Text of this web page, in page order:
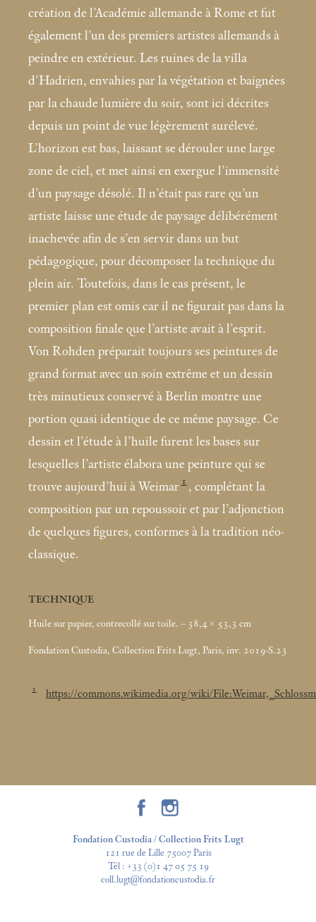
création de l’Académie allemande à Rome et fut
également l’un des premiers artistes allemands à
peindre en extérieur. Les ruines de la villa
d’Hadrien, envahies par la végétation et baignées
par la chaude lumière du soir, sont ici décrites
depuis un point de vue légèrement surélevé.
L’horizon est bas, laissant se dérouler une large
zone de ciel, et met ainsi en exergue l’immensité
d’un paysage désolé. Il n’était pas rare qu’un
artiste laisse une étude de paysage délibérément
inachevée afin de s’en servir dans un but
pédagogique, pour décomposer la technique du
plein air. Toutefois, dans le cas présent, le
premier plan est omis car il ne figurait pas dans la
composition finale que l’artiste avait à l’esprit.
Von Rohden préparait toujours ses peintures de
grand format avec un soin extrême et un dessin
très minutieux conservé à Berlin montre une
portion quasi identique de ce même paysage. Ce
dessin et l’étude à l’huile furent les bases sur
lesquelles l’artiste élabora une peinture qui se
trouve aujourd’hui à Weimar 1 , complétant la
composition par un repoussoir et par l’adjonction
de quelques figures, conformes à la tradition néo-
classique.
TECHNIQUE
Huile sur papier, contrecollé sur toile. – 38,4 × 53,3 cm
Fondation Custodia, Collection Frits Lugt, Paris, inv. 2019-S.23
1 https://commons.wikimedia.org/wiki/
Fondation Custodia / Collection Frits Lugt
121 rue de Lille 75007 Paris
Tél : +33 (0)1 47 05 75 19
coll.lugt@fondationcustodia.fr